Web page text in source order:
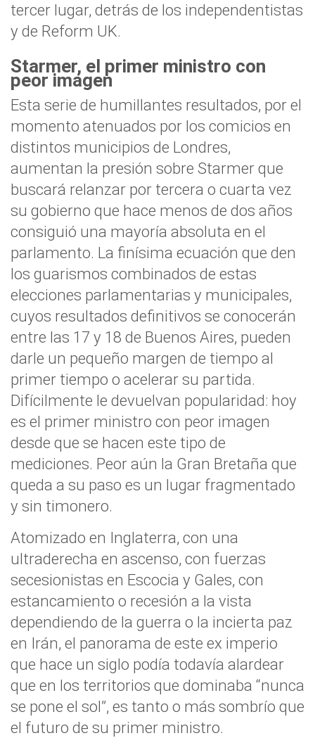
tercer lugar, detrás de los independentistas
y de Reform UK.
Starmer, el primer ministro con
peor imagen
Esta serie de humillantes resultados, por el
momento atenuados por los comicios en
distintos municipios de Londres,
aumentan la presión sobre Starmer que
buscará relanzar por tercera o cuarta vez
su gobierno que hace menos de dos años
consiguió una mayoría absoluta en el
parlamento. La finísima ecuación que den
los guarismos combinados de estas
elecciones parlamentarias y municipales,
cuyos resultados definitivos se conocerán
entre las 17 y 18 de Buenos Aires, pueden
darle un pequeño margen de tiempo al
primer tiempo o acelerar su partida.
Difícilmente le devuelvan popularidad: hoy
es el primer ministro con peor imagen
desde que se hacen este tipo de
mediciones. Peor aún la Gran Bretaña que
queda a su paso es un lugar fragmentado
y sin timonero.
Atomizado en Inglaterra, con una
ultraderecha en ascenso, con fuerzas
secesionistas en Escocia y Gales, con
estancamiento o recesión a la vista
dependiendo de la guerra o la incierta paz
en Irán, el panorama de este ex imperio
que hace un siglo podía todavía alardear
que en los territorios que dominaba “nunca
se pone el sol”, es tanto o más sombrío que
el futuro de su primer ministro.